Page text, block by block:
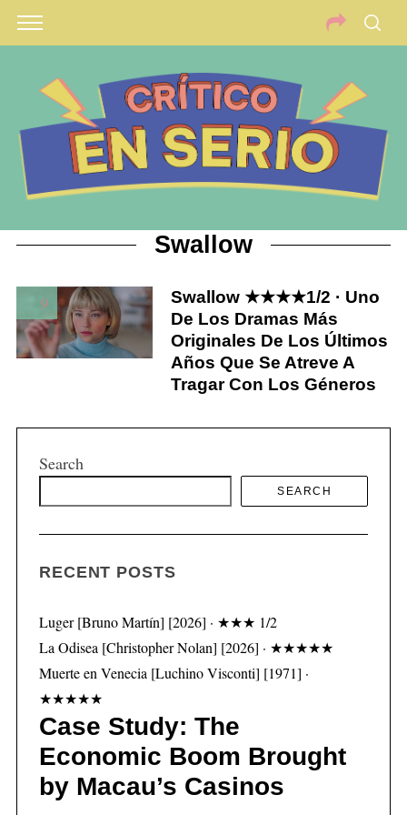
Swallow
9
Swallow ★★★★1/2 · Uno
De Los Dramas Más
Originales De Los Últimos
Años Que Se Atreve A
Tragar Con Los Géneros
Search
SEARCH
RECENT POSTS
Luger [Bruno Martín] [2026] · ★★★ 1/2
La Odisea [Christopher Nolan] [2026] · ★★★★★
Muerte en Venecia [Luchino Visconti] [1971] ·
★★★★★
Case Study: The
Economic Boom Brought
by Macau’s Casinos
S
r
f
o
r
: